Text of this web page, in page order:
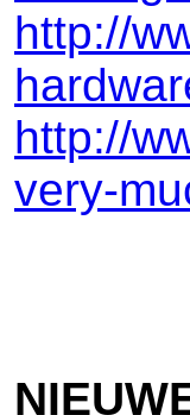
http://
http://
very-